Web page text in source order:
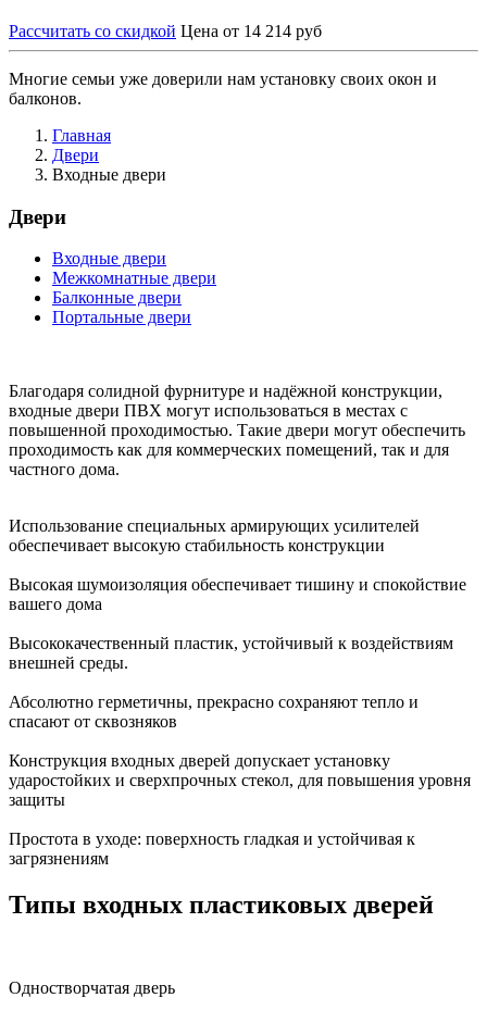
Рассчитать со скидкой Цена от 14 214 руб
Многие семьи уже доверили нам установку своих окон и
балконов.
Главная
Двери
Входные двери
Двери
Входные двери
Межкомнатные двери
Балконные двери
Портальные двери
Благодаря солидной фурнитуре и надёжной конструкции,
входные двери ПВХ могут использоваться в местах с
повышенной проходимостью. Такие двери могут обеспечить
проходимость как для коммерческих помещений, так и для
частного дома.
Использование специальных армирующих усилителей
обеспечивает высокую стабильность конструкции
Высокая шумоизоляция обеспечивает тишину и спокойствие
вашего дома
Высококачественный пластик, устойчивый к воздействиям
внешней среды.
Абсолютно герметичны, прекрасно сохраняют тепло и
спасают от сквозняков
Конструкция входных дверей допускает установку
ударостойких и сверхпрочных стекол, для повышения уровня
защиты
Простота в уходе: поверхность гладкая и устойчивая к
загрязнениям
Типы входных пластиковых дверей
Одностворчатая дверь